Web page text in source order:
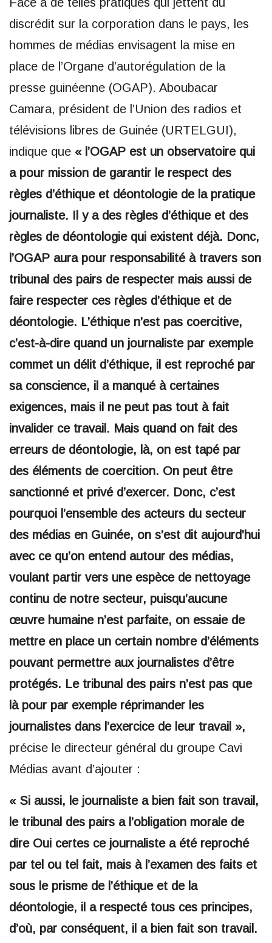
discrédit sur la corporation dans le pays, les
hommes de médias envisagent la mise en
place de l’Organe d’autorégulation de la
presse guinéenne (OGAP). Aboubacar
Camara, président de l’Union des radios et
télévisions libres de Guinée (URTELGUI),
indique que « l’OGAP est un observatoire qui
a pour mission de garantir le respect des
règles d’éthique et déontologie de la pratique
journaliste. Il y a des règles d’éthique et des
règles de déontologie qui existent déjà. Donc,
l’OGAP aura pour responsabilité à travers son
tribunal des pairs de respecter mais aussi de
faire respecter ces règles d’éthique et de
déontologie. L’éthique n’est pas coercitive,
c’est-à-dire quand un journaliste par exemple
commet un délit d’éthique, il est reproché par
sa conscience, il a manqué à certaines
exigences, mais il ne peut pas tout à fait
invalider ce travail. Mais quand on fait des
erreurs de déontologie, là, on est tapé par
des éléments de coercition. On peut être
sanctionné et privé d’exercer. Donc, c’est
pourquoi l’ensemble des acteurs du secteur
des médias en Guinée, on s’est dit aujourd’hui
avec ce qu’on entend autour des médias,
voulant partir vers une espèce de nettoyage
continu de notre secteur, puisqu’aucune
œuvre humaine n’est parfaite, on essaie de
mettre en place un certain nombre d’éléments
pouvant permettre aux journalistes d’être
protégés. Le tribunal des pairs n’est pas que
là pour par exemple réprimander les
journalistes dans l’exercice de leur travail »,
précise le directeur général du groupe Cavi
Médias avant d’ajouter :
« Si aussi, le journaliste a bien fait son travail,
le tribunal des pairs a l’obligation morale de
dire Oui certes ce journaliste a été reproché
par tel ou tel fait, mais à l’examen des faits et
sous le prisme de l’éthique et de la
déontologie, il a respecté tous ces principes,
d’où, par conséquent, il a bien fait son travail.